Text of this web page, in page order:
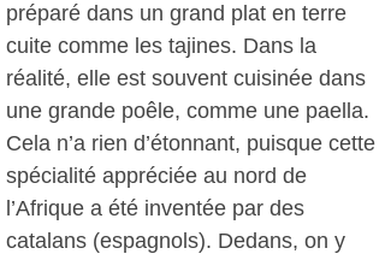
préparé dans un grand plat en terre
cuite comme les tajines. Dans la
réalité, elle est souvent cuisinée dans
une grande poêle, comme une paella.
Cela n’a rien d’étonnant, puisque cette
spécialité appréciée au nord de
l’Afrique a été inventée par des
catalans (espagnols). Dedans, on y